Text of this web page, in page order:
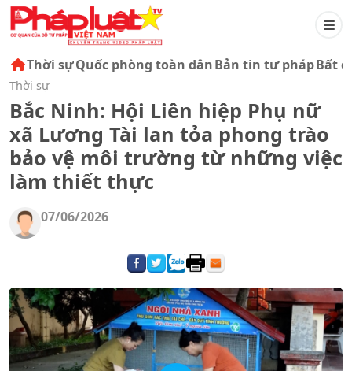
Thời sựQuốc phòng toàn dânBản tin tư phápBất
Thời sự
Bắc Ninh: Hội Liên hiệp Phụ nữ
xã Lương Tài lan tỏa phong trào
bảo vệ môi trường từ những việc
làm thiết thực
07/06/2026